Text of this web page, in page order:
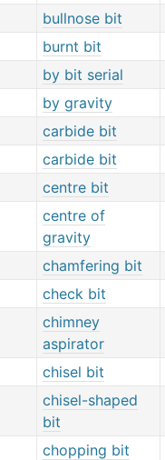
bullnose bit
burnt bit
by bit serial
by gravity
carbide bit
carbide bit
centre bit
centre of
gravity
chamfering bit
check bit
chimney
aspirator
chisel bit
chisel-shaped
bit
chopping bit